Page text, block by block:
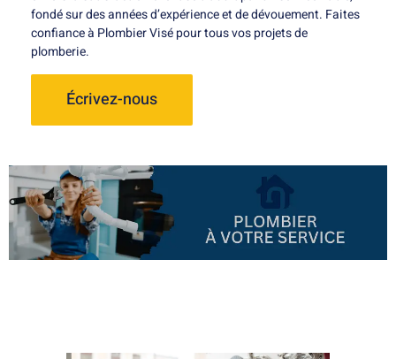
fondé sur des années d’expérience et de dévouement. Faites
confiance à Plombier Visé pour tous vos projets de
plomberie.
Écrivez-nous